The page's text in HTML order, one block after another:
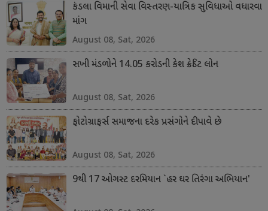
કંડલા વિમાની સેવા વિસ્તરણ-યાત્રિક સુવિધાઓ વધારવા
માંગ
August 08, Sat, 2026
સખી મંડળોને 14.05 કરોડની કેશ ક્રેડિટ લોન
August 08, Sat, 2026
ફોટોગ્રાફર્સ સમાજના દરેક પ્રસંગોને દીપાવે છે
August 08, Sat, 2026
9થી 17 ઓગસ્ટ દરમિયાન `હર ઘર તિરંગા અભિયાન'